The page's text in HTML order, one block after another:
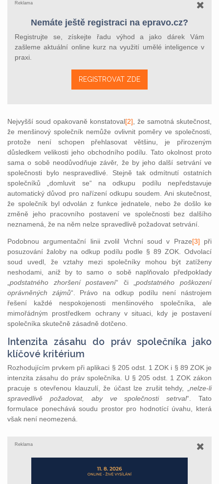
Reklama
Nemáte ještě registraci na epravo.cz?
Registrujte se, získejte řadu výhod a jako dárek Vám
zašleme aktuální online kurz na využití umělé inteligence v
praxi.
REGISTROVAT ZDE
Nejvyšší soud opakovaně konstatoval[2] , že samotná skutečnost,
že menšinový společník nemůže ovlivnit poměry ve společnosti,
protože není schopen přehlasovat většinu, je přirozeným
důsledkem velikosti jeho obchodního podílu. Tato okolnost proto
sama o sobě neodůvodňuje závěr, že by jeho další setrvání ve
společnosti bylo nespravedlivé. Stejně tak odmítnutí ostatních
společníků „domluvit se“ na odkupu podílu nepředstavuje
automatický důvod pro nařízení odkupu soudem. Ani skutečnost,
že společník byl odvolán z funkce jednatele, nebo že došlo ke
změně jeho pracovního postavení ve společnosti bez dalšího
neznamená, že na něm nelze spravedlivě požadovat setrvání.
Podobnou argumentační linii zvolil Vrchní soud v Praze[3] při
posuzování žaloby na odkup podílu podle § 89 ZOK. Odvolací
soud uvedl, že vztahy mezi společníky mohou být zatíženy
neshodami, aniž by to samo o sobě naplňovalo předpoklady
podstatného zhoršení postavení“ či „podstatného poškození
oprávněných zájmů“. Právo na odkup podílu není nástrojem
řešení každé nespokojenosti menšinového společníka, ale
mimořádným prostředkem ochrany v situaci, kdy je postavení
společníka skutečně zásadně dotčeno.
Intenzita zásahu do práv společníka jako
klíčové kritérium
Rozhodujícím prvkem při aplikaci § 205 odst. 1 ZOK i § 89 ZOK je
intenzita zásahu do práv společníka. U § 205 odst. 1 ZOK zákon
pracuje s otevřenou klauzulí, že účast lze zrušit tehdy, „ nelze-li
spravedlivě požadovat, aby ve společnosti setrval“. Tato
formulace ponechává soudu prostor pro hodnotící úvahu, která
však není neomezená.
Reklama